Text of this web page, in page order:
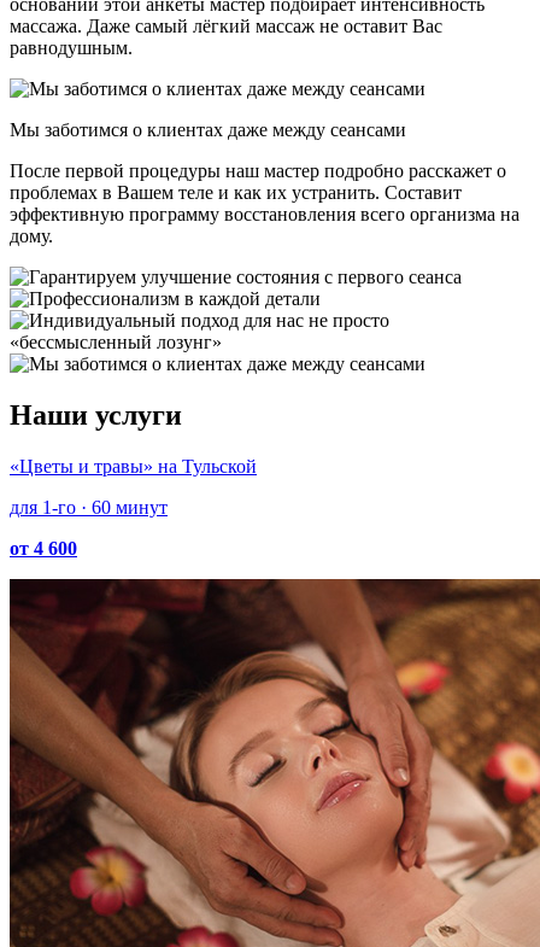
основании этой анкеты мастер подбирает интенсивность
массажа. Даже самый лёгкий массаж не оставит Вас
равнодушным.
Мы заботимся о клиентах даже между сеансами
После первой процедуры наш мастер подробно расскажет о
проблемах в Вашем теле и как их устранить. Составит
эффективную программу восстановления всего организма на
дому.
Наши услуги
«Цветы и травы» на Тульской
для 1-го · 60 минут
от 4 600